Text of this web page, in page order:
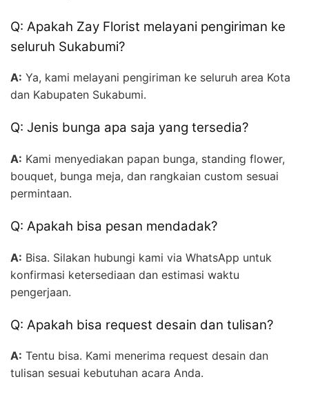
Q: Apakah Zay Florist melayani pengiriman ke
seluruh Sukabumi?
A: Ya, kami melayani pengiriman ke seluruh area Kota
dan Kabupaten Sukabumi.
Q: Jenis bunga apa saja yang tersedia?
A: Kami menyediakan papan bunga, standing flower,
bouquet, bunga meja, dan rangkaian custom sesuai
permintaan.
Q: Apakah bisa pesan mendadak?
A: Bisa. Silakan hubungi kami via WhatsApp untuk
konfirmasi ketersediaan dan estimasi waktu
pengerjaan.
Q: Apakah bisa request desain dan tulisan?
A: Tentu bisa. Kami menerima request desain dan
tulisan sesuai kebutuhan acara Anda.